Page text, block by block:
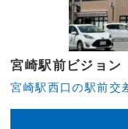
宮崎駅前ビジョン
宮崎駅西口の駅前交